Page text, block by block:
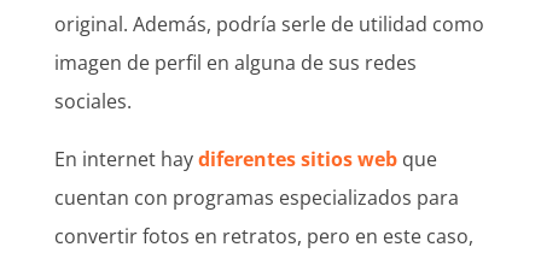
original. Además, podría serle de utilidad como
imagen de perfil en alguna de sus redes
sociales.
En internet haydiferentes sitios webque
cuentan con programas especializados para
convertir fotos en retratos, pero en este caso,